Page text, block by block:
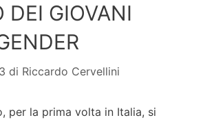
DEI GIOVANI
di Riccardo Cervellini
per la prima volta in Italia, si